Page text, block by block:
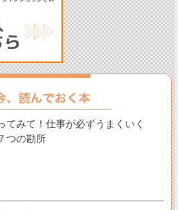
てみて！仕事が必ずうまくいく
つの勘所